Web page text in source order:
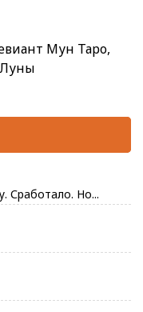
Мун Таро,
Сработало. Но...